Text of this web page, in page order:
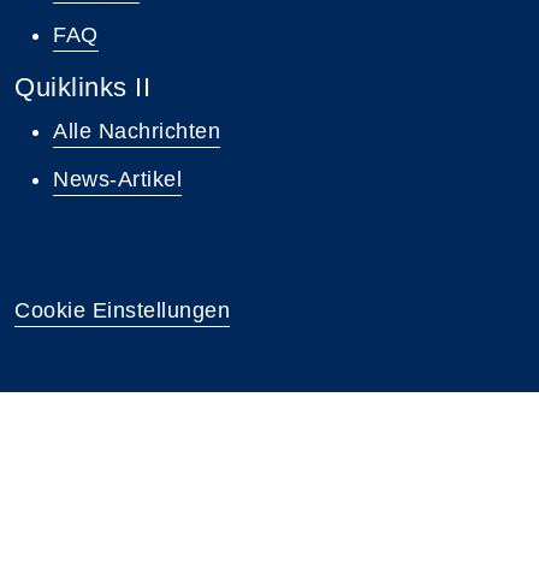
FAQ
Quiklinks II
Alle Nachrichten
News-Artikel
Cookie Einstellungen